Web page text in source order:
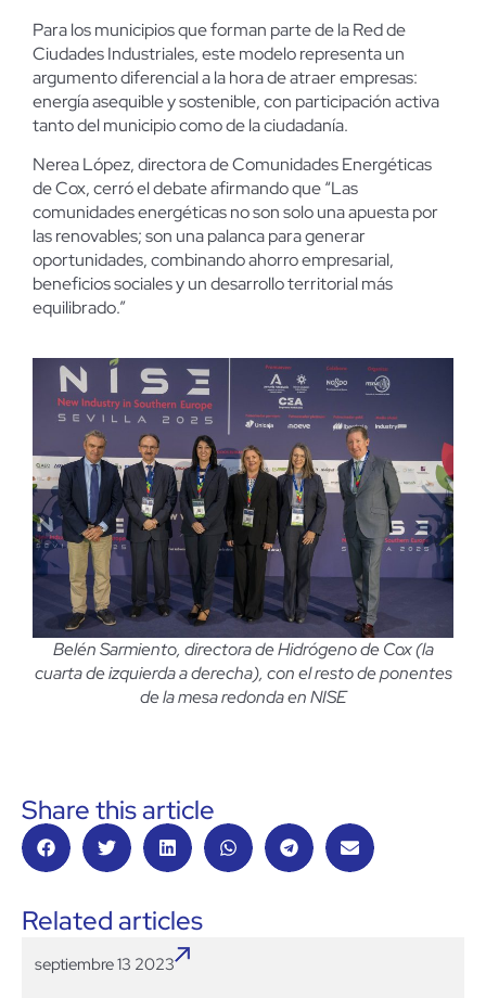
Para los municipios que forman parte de la Red de
Ciudades Industriales, este modelo representa un
argumento diferencial a la hora de atraer empresas:
energía asequible y sostenible, con participación activa
tanto del municipio como de la ciudadanía.
Nerea López, directora de Comunidades Energéticas
de Cox, cerró el debate afirmando que “Las
comunidades energéticas no son solo una apuesta por
las renovables; son una palanca para generar
oportunidades, combinando ahorro empresarial,
beneficios sociales y un desarrollo territorial más
equilibrado.”
Belén Sarmiento, directora de Hidrógeno de Cox (la
cuarta de izquierda a derecha), con el resto de ponentes
de la mesa redonda en NISE
Share this article
Related articles
septiembre 13 2023